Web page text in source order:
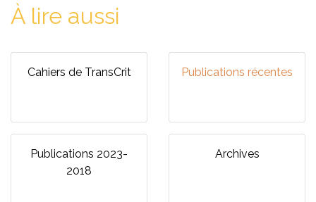
À lire aussi
Cahiers de TransCrit Publications récentes
Publications 2023-
2018
Archives